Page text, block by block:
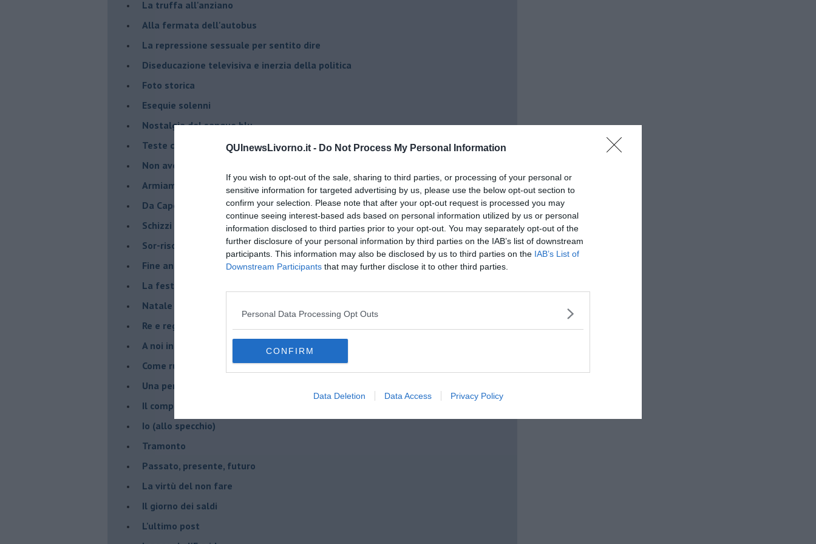
QUInewsLivorno.it - Do Not Process My Personal Information
If you wish to opt-out of the sale, sharing to third parties, or processing of your personal or
sensitive information for targeted advertising by us, please use the below opt-out section to
confirm your selection. Please note that after your opt-out request is processed you may
continue seeing interest-based ads based on personal information utilized by us or personal
information disclosed to third parties prior to your opt-out. You may separately opt-out of the
further disclosure of your personal information by third parties on the IAB’s list of downstream
participants. This information may also be disclosed by us to third parties on the IAB’s List of
Downstream Participants that may further disclose it to other third parties.
Personal Data Processing Opt Outs
CONFIRM
Data Deletion Data Access Privacy Policy
La truffa all'anziano
Alla fermata dell'autobus
La repressione sessuale per sentito dire
Diseducazione televisiva e inerzia della politica
Foto storica
Esequie solenni
Nostalgia del sangue blu
Teste calde
Non avere e non essere
Armiamoci e... avviatevi
Da Capodanno a Carnevale
Schizzi di fango
Sor-riso amaro
Fine anno al ristorante
La festa di Capodanno
Natale 2024
Re e regnanti
A noi interessa il dito non la luna
Come rubare allo stato e vivere felici
Una performance
Il compagno
​Io (allo specchio)
Tramonto
Passato, presente, futuro
La virtù del non fare
Il giorno dei saldi
L'ultimo post